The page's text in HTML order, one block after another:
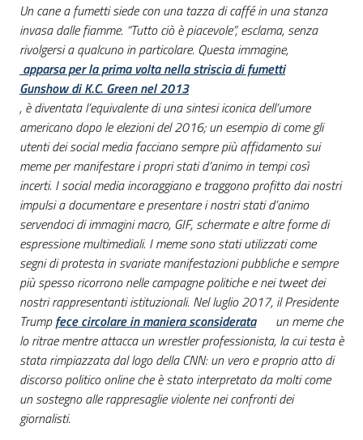
Un cane a fumetti siede con una tazza di caffé in una stanza
invasa dalle fiamme. “Tutto ciò è piacevole”, esclama, senza
rivolgersi a qualcuno in particolare. Questa immagine,
apparsa per la prima volta nella striscia di fumetti
Gunshow di K.C. Green nel 2013
, è diventata l’equivalente di una sintesi iconica dell’umore
americano dopo le elezioni del 2016; un esempio di come gli
utenti dei social media facciano sempre più affidamento sui
meme per manifestare i propri stati d’animo in tempi così
incerti. I social media incoraggiano e traggono profitto dai nostri
impulsi a documentare e presentare i nostri stati d’animo
servendoci di immagini macro, GIF, schermate e altre forme di
espressione multimediali. I meme sono stati utilizzati come
segni di protesta in svariate manifestazioni pubbliche e sempre
più spesso ricorrono nelle campagne politiche e nei tweet dei
nostri rappresentanti istituzionali. Nel luglio 2017, il Presidente
Trumpfece circolare in maniera sconsiderata
un meme che
lo ritrae mentre attacca un wrestler professionista, la cui testa è
stata rimpiazzata dal logo della CNN: un vero e proprio atto di
discorso politico online che è stato interpretato da molti come
un sostegno alle rappresaglie violente nei confronti dei
giornalisti.